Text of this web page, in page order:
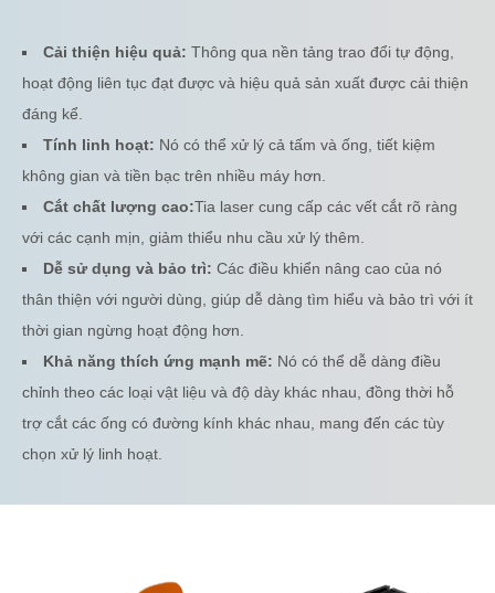
Cải thiện hiệu quả: Thông qua nền tảng trao đổi tự động,
hoạt động liên tục đạt được và hiệu quả sản xuất được cải thiện
đáng kể.
Tính linh hoạt: Nó có thể xử lý cả tấm và ống, tiết kiệm
không gian và tiền bạc trên nhiều máy hơn.
Cắt chất lượng cao:Tia laser cung cấp các vết cắt rõ ràng
với các cạnh mịn, giảm thiểu nhu cầu xử lý thêm.
Dễ sử dụng và bảo trì: Các điều khiển nâng cao của nó
thân thiện với người dùng, giúp dễ dàng tìm hiểu và bảo trì với ít
thời gian ngừng hoạt động hơn.
Khả năng thích ứng mạnh mẽ: Nó có thể dễ dàng điều
chỉnh theo các loại vật liệu và độ dày khác nhau, đồng thời hỗ
trợ cắt các ống có đường kính khác nhau, mang đến các tùy
chọn xử lý linh hoạt.